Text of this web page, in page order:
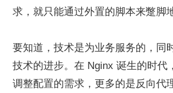
求，就只能通过外置的脚本来蹩脚
要知道，技术是为业务服务的，同
技术的进步。在 Nginx 诞生的时代
调整配置的需求，更多的是反向代